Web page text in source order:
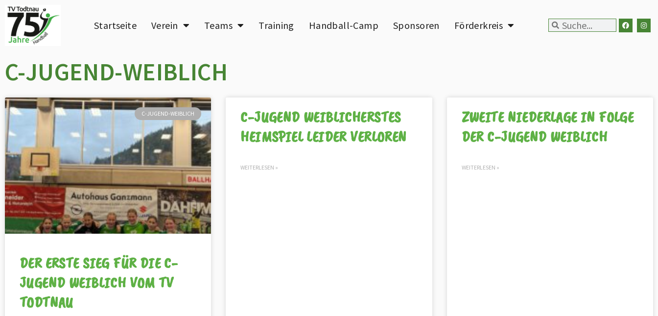
Startseite Verein Teams Training Handball-Camp Sponsoren Förderkreis
C-JUGEND-WEIBLICH
C-JUGEND-WEIBLICH
DER ERSTE SIEG FÜR DIE C-
JUGEND WEIBLICH VOM TV
TODTNAU
C-JUGEND WEIBLICHERSTES
HEIMSPIEL LEIDER VERLOREN
WEITERLESEN »
ZWEITE NIEDERLAGE IN FOLGE
DER C-JUGEND WEIBLICH
WEITERLESEN »